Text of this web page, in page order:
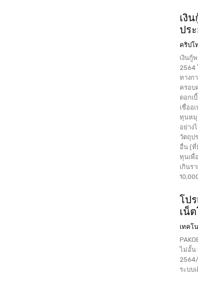
เงิ
ปร
คริปโ
เงินกู้
2564 ในสถานการปัจจุบันเชื่อว่าหลายคนประสบปัญหาเรื่องเงิน หรือสภาพคล่อง
ทางก
ครอบ
ดอกเ
เชื่ออ
ทุนหมุ
อย่างไรเรามาดูกันค
วัตถุประสงค์ของสินเ
อื่น (ที่
ทุนเพื่อการประกอบ
เกินรายละ
โป
เน็
เทคโ
ไม่อั้น
2564/2021 แพ็คเกจเน็ตจาก ดีแทค DTAC
ระบบ